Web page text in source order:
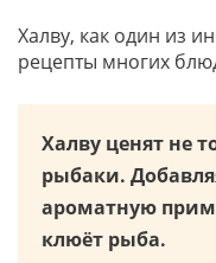
Халву, как один из
рецепты многих
Халву ценят не
рыбаки.
ароматную
клюёт рыба.